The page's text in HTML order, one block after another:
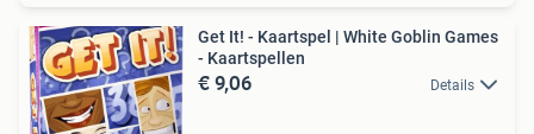
Get It! - Kaartspel | White Goblin Games
- Kaartspellen
€ 9,06 Details